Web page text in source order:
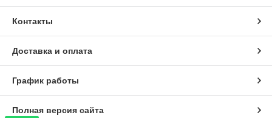
Контакты
Доставка и оплата
График работы
Полная версия сайта